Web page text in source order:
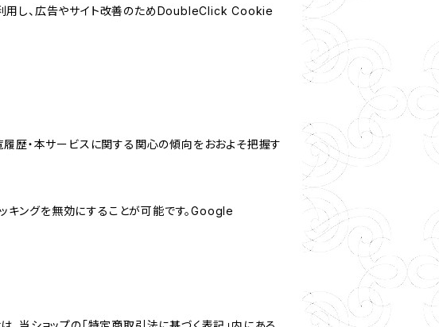
用し、広告やサイト改善のためDoubleClick Cookie
歴・本サービスに関する関心の傾向をおおよそ把握す
キングを無効にすることが可能です。Google